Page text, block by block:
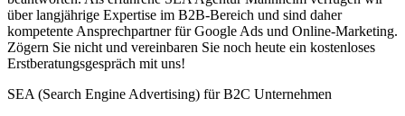
über langjährige Expertise im B2B-Bereich und sind daher
kompetente Ansprechpartner für Google Ads und Online-Marketing.
Zögern Sie nicht und vereinbaren Sie noch heute ein kostenloses
Erstberatungsgespräch mit uns!
SEA (Search Engine Advertising) für B2C Unternehmen